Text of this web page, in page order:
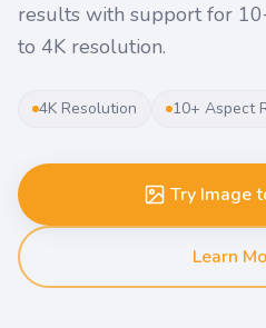
results with support for
to 4K resolution.
4K Resolution 10+ Aspect
Try Image
Learn